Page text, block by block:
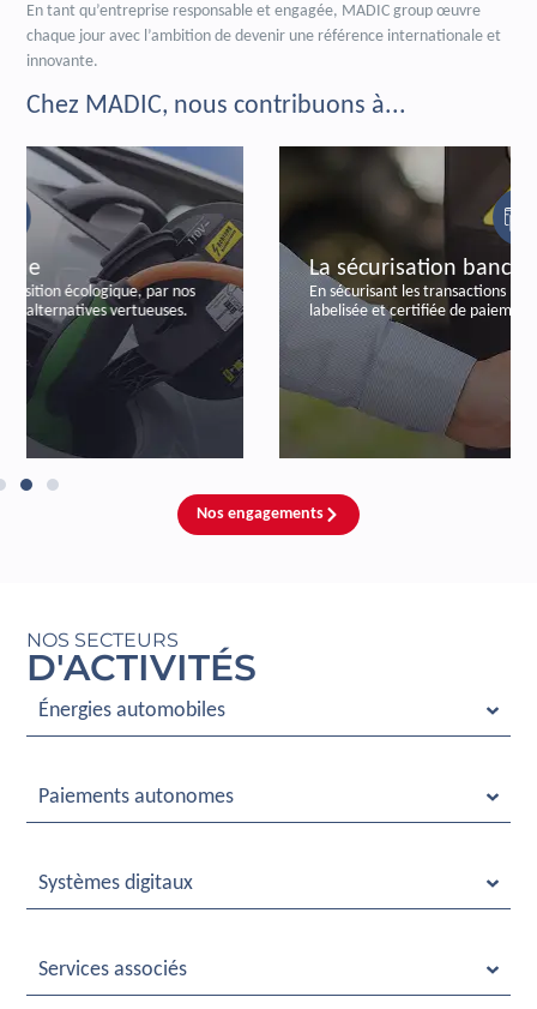
En tant qu’entreprise responsable et engagée, MADIC group œuvre
chaque jour avec l’ambition de devenir une référence internationale et
innovante.
Chez MADIC, nous contribuons à...
La sécurisation bancaire
En sécurisant les transactions bancaires, par notre offre
labelisée et certifiée de paiements autonomes.
Nos engagements
NOS SECTEURS
D'ACTIVITÉS
Énergies automobiles
Paiements autonomes
Systèmes digitaux
Services associés